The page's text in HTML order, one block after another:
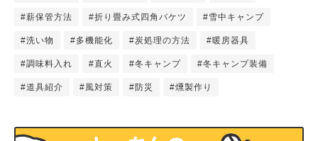
#薪保管方法 #折り畳み式四角バケツ #雪中キャンプ
#洗い物 #多機能化 #炭処理の方法 #暖房器具
#調味料入れ #直火 #冬キャンプ #冬キャンプ装備
#道具紹介 #風対策 #防災 #燻製作り